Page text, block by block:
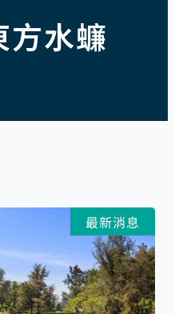
方水蠊
最新消息